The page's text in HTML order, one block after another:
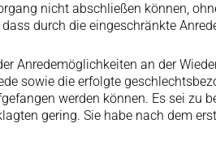
nicht abschließen können,
durch die eingeschränkte
Anredemöglichkeiten an der
sowie die erfolgte
werden können. Es sei zu
gering. Sie habe nach dem